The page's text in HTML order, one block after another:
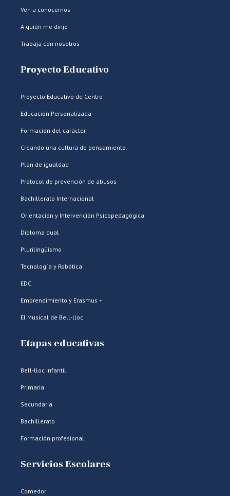
Ven a conocernos
A quién me dirijo
Trabaja con nosotros
Proyecto Educativo
Proyecto Educativo de Centro
Educación Personalizada
Formación del carácter
Creando una cultura de pensamiento
Plan de igualdad
Protocol de prevención de abusos
Bachillerato Internacional
Orientación y Intervención Psicopedagógica
Diploma dual
Plurilingüismo
Tecnología y Robótica
EDC
Emprendimiento y Erasmus +
El Musical de Bell-lloc
Etapas educativas
Bell-lloc Infantil
Primaria
Secundaria
Bachillerato
Formación profesional
Servicios Escolares
Comedor